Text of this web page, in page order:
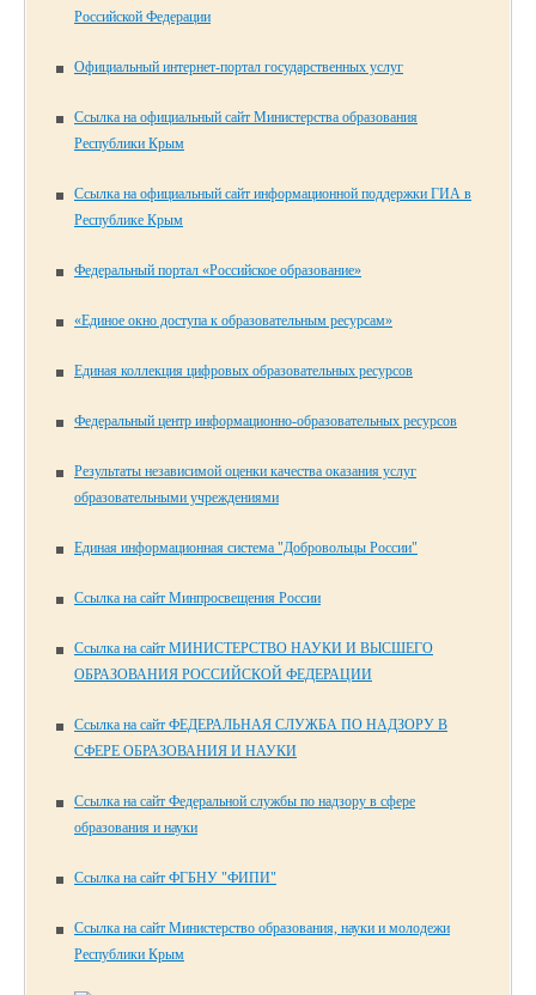
Российской Федерации
Официальный интернет-портал государственных услуг
Ссылка на официальный сайт Министерства образования
Республики Крым
Ссылка на официальный сайт информационной поддержки ГИА в
Республике Крым
Федеральный портал «Российское образование»
«Единое окно доступа к образовательным ресурсам»
Единая коллекция цифровых образовательных ресурсов
Федеральный центр информационно-образовательных ресурсов
Результаты независимой оценки качества оказания услуг
образовательными учреждениями
Единая информационная система "Добровольцы России"
Ссылка на сайт Минпросвещения России
Ссылка на сайт МИНИСТЕРСТВО НАУКИ И ВЫСШЕГО
ОБРАЗОВАНИЯ РОССИЙСКОЙ ФЕДЕРАЦИИ
Ссылка на сайт ФЕДЕРАЛЬНАЯ СЛУЖБА ПО НАДЗОРУ В
СФЕРЕ ОБРАЗОВАНИЯ И НАУКИ
Ссылка на сайт Федеральной службы по надзору в сфере
образования и науки
Ссылка на сайт ФГБНУ "ФИПИ"
Ссылка на сайт Министерство образования, науки и молодежи
Республики Крым